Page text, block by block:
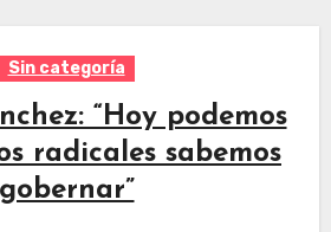
Sin categoría
“Hoy podemos
radicales sabemos
gobernar”